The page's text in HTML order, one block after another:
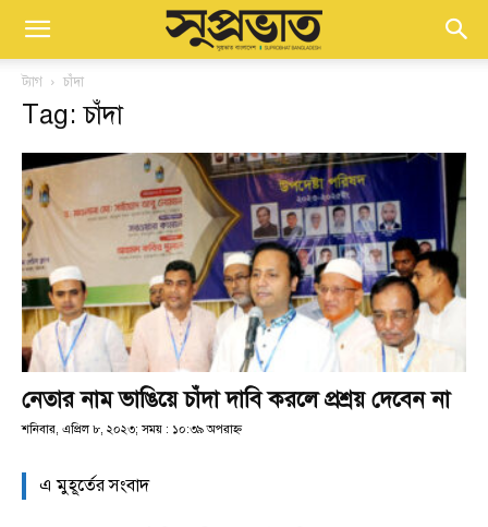
ট্যাগ চাঁদা
Tag: চাঁদা
নেতার নাম ভাঙিয়ে চাঁদা দাবি করলে প্রশ্রয় দেবেন না
শনিবার, এপ্রিল ৮, ২০২৩; সময় : ১০:৩৯ অপরাহ্ণ
এ মুহূর্তের সংবাদ